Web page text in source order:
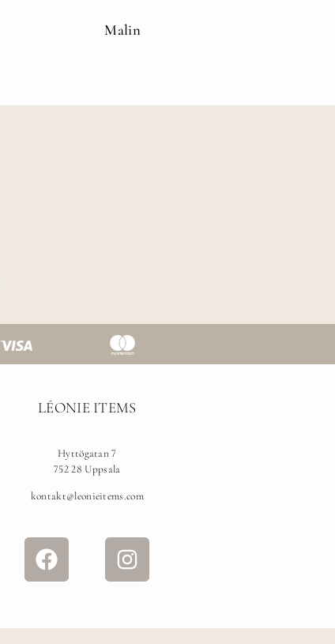
Malin
LÉONIE ITEMS
Hyttögatan 7
752 28 Uppsala
kontakt@leonieitems.com